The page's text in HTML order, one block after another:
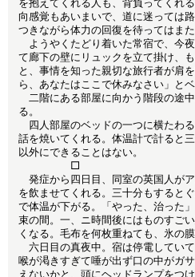
向感覚もあいまいで、道に迷っては
つきながら体力の回復を待ってはま
ようやくたどり着いた常宿で、今
て廊下の壁にリュックを立て掛け、
と、事情を知った親切な旅行者が肩
ら、あなたはここで休みなさい」と
二階にある部屋に向かう階段の途
る。
四人部屋のベッドの一つに横たわ
話を焼いてくれる。体温計で計ると
以外にできることはない。
□
発症から四日目、同室の英国人が
を飲ませてくれる。三十分もすると
で体温が下がる。「やった、治った
束の間。一、ニ時間後にはものすご
くなる。毛布を何枚重ねても、氷の
六日目の真夜中。宿は停電してい
喉が渇きすぎて唾が出ず口の中がガ
えないかと、頭にヘッドランプをつ